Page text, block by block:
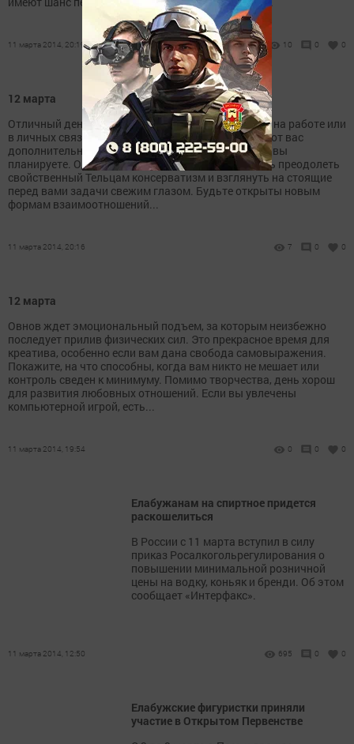
11 марта 2014, 20:19 10 0 0
12 марта
Отличный день для очередной революции в доме, на работе или
в личных связях. Обновление может потребовать от вас
дополнительных усилий и отнять больше сил, чем вы
планируете. Однако игра стоит свеч. Постарайтесь преодолеть
свойственный Тельцам консерватизм и взглянуть на стоящие
перед вами задачи свежим глазом. Будьте открыты новым
формам взаимоотношений...
11 марта 2014, 20:16 7 0 0
12 марта
Овнов ждет эмоциональный подъем, за которым неизбежно
последует прилив физических сил. Это прекрасное время для
креатива, особенно если вам дана свобода самовыражения.
Покажите, на что способны, когда вам никто не мешает или
контроль сведен к минимуму. Помимо творчества, день хорош
для развития любовных отношений. Если вы увлечены
компьютерной игрой, есть...
11 марта 2014, 19:54 0 0 0
Елабужанам на спиртное придется
раскошелиться
В России с 11 марта вступил в силу
приказ Росалкогольрегулирования о
повышении минимальной розничной
цены на водку, коньяк и бренди. Об этом
сообщает «Интерфакс».
11 марта 2014, 12:50 695 0 0
Елабужские фигуристки приняли
участие в Открытом Первенстве